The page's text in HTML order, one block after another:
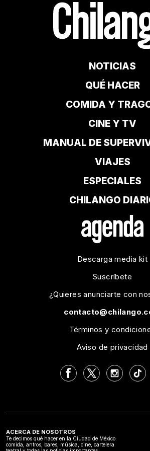
NOTICIAS
QUÉ HACER
COMIDA Y
CINE Y TV
MANUAL DE
VIAJES
ESPECIALES
CHILANGO
Descarga media kit
Suscríbete
¿Quieres anunciarte con
Términos y
Aviso de privacidad
ACERCA DE NOSOTROS
Te decimos qué hacer en la Ciudad de México:
comida, antros, bares, música, cine, cartelera